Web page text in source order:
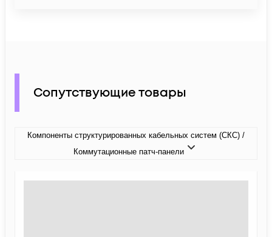
Сопутствующие товары
Компоненты структурированных кабельных систем (СКС) /
Коммутационные патч-панели